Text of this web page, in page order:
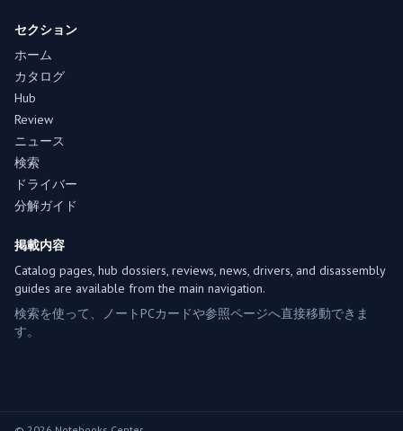
セクション
ホーム
カタログ
Hub
Review
ニュース
検索
ドライバー
分解ガイド
掲載内容
Catalog pages, hub dossiers, reviews, news, drivers, and disassembly
guides are available from the main navigation.
検索を使って、ノートPCカードや参照ページへ直接移動できま
す。